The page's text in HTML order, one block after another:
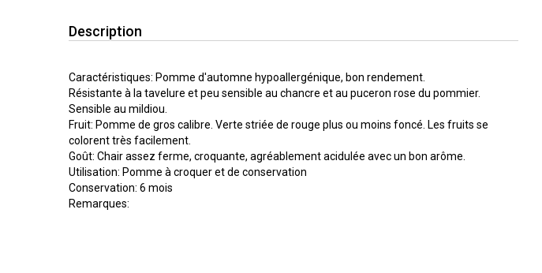
Description
Caractéristiques: Pomme d'automne hypoallergénique, bon rendement.
Résistante à la tavelure et peu sensible au chancre et au puceron rose du pommier.
Sensible au mildiou.
Fruit: Pomme de gros calibre. Verte striée de rouge plus ou moins foncé. Les fruits se
colorent très facilement.
Goût: Chair assez ferme, croquante, agréablement acidulée avec un bon arôme.
Utilisation: Pomme à croquer et de conservation
Conservation: 6 mois
Remarques: